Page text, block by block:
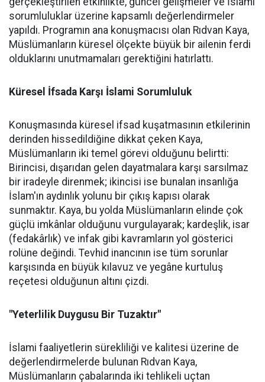
sorumluluklar üzerine kapsamlı değerlendirmeler
yapıldı. Programın ana konuşmacısı olan Rıdvan Kaya,
Müslümanların küresel ölçekte büyük bir ailenin ferdi
olduklarını unutmamaları gerektiğini hatırlattı.
Küresel İfsada Karşı İslami Sorumluluk
Konuşmasında küresel ifsad kuşatmasının etkilerinin
derinden hissedildiğine dikkat çeken Kaya,
Müslümanların iki temel görevi olduğunu belirtti:
Birincisi, dışarıdan gelen dayatmalara karşı sarsılmaz
bir iradeyle direnmek; ikincisi ise bunalan insanlığa
İslam'ın aydınlık yolunu bir çıkış kapısı olarak
sunmaktır. Kaya, bu yolda Müslümanların elinde çok
güçlü imkânlar olduğunu vurgulayarak; kardeşlik, isar
(fedakârlık) ve infak gibi kavramların yol gösterici
rolüne değindi. Tevhid inancının ise tüm sorunlar
karşısında en büyük kılavuz ve yegâne kurtuluş
reçetesi olduğunun altını çizdi.
"Yeterlilik Duygusu Bir Tuzaktır"
İslami faaliyetlerin sürekliliği ve kalitesi üzerine de
değerlendirmelerde bulunan Rıdvan Kaya,
Müslümanların çabalarında iki tehlikeli uçtan